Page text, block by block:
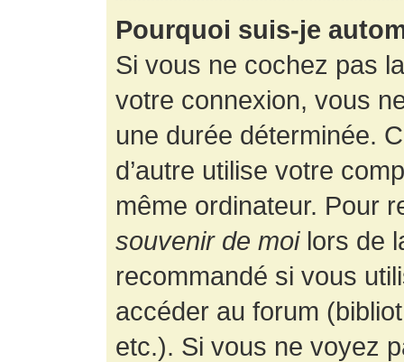
Pourquoi suis-je
Si vous ne cochez pas
votre connexion, vous
une durée déterminée.
d’autre utilise votre
même ordinateur. Pour
souvenir de moilors de
recommandé si vous
accéder au forum
etc.). Si vous ne voyez